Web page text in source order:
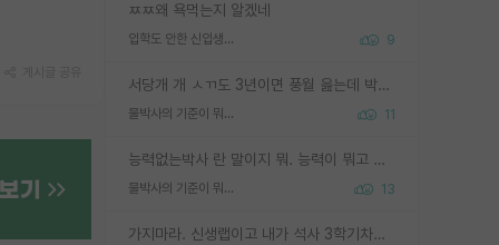
ㅉㅉ왜 욕먹는지 알겠네
입학도 안한 신입생이 원래 관심을 받나요 9
서당개 개 ㅅㄲ도 3년이면 풍월 읊는데 박사 5년 이상 대리고 있으면서 물된건 교수 탓 맞는ㄱ게 거기가 서당이 아니란 소리임
물박사의 기준이 뭐임? 11
능력없는박사 란 말이지 뭐. 능력이 뭐고 능력이 있다는게 뭔지는 사람마다 기준이 다르니까 얘기해봐야 서로 자기 기준만 얘기해서 논쟁이 끝이 안나고. 주위에서 능력있고 야심있는 신입생이 교수가 유의미한 피드백을 아예 안주면서 제대로된 과제에 참여해볼 기회도 제공하지 않고 잡일 뺑뺑이만 돌려서 맨날 단순작업만 하면서 밤새다가 눈빛이 점점 죽어가는걸 본 사람은 물박사는 교수탓이라고 하고, 교수는 이것저것 알려도 주고 기회도 주고 사수 동기 붙여주면서 어떻게든 끌고가려고 하는데 본인이 매일 뺀질거리면서 출근 하는둥마는둥 하다가 기껏 와서도 폰이나 쳐다보다가 실험 망치고 저녁약속있어서 먼저 가볼게요~ 하는걸 본 사람은 물박사는 본인탓이라고 함.
물박사의 기준이 뭐임? 13
가지마라. 신생랩이고 내가 석사 3학기차인데 최고참인데 나도 아무것도 모르는데 교수가 후배들 왜 논문 교육 안시키냐. 논문 왜 안 써오냐 닦달한다